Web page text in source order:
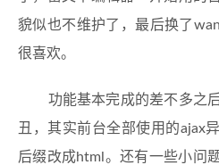
貌似也不维护了，最后换了
很喜欢。
功能基本完成的差不多之后
丑，其实前台全部使用的ajax
后缀改成html。还有一些小问